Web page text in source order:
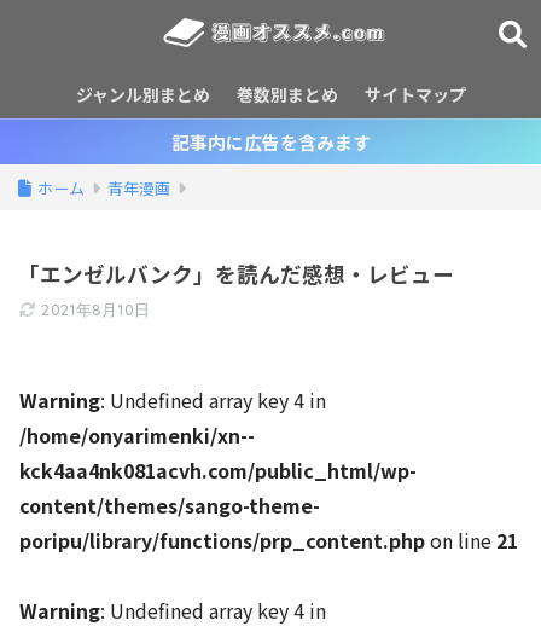
ジャンル別まとめ 巻数別まとめ サイトマップ
記事内に広告を含みます
ホーム 青年漫画
「エンゼルバンク」を読んだ感想・レビュー
2021年8月10日
Warning: Undefined array key 4 in
/home/onyarimenki/xn--
kck4aa4nk081acvh.com/public_html/wp-
content/themes/sango-theme-
poripu/library/functions/prp_content.phpon line 21
Warning: Undefined array key 4 in